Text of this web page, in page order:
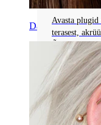
Daith
Avasta plugid
terasest,
Õpi tundma
Loe rohkem